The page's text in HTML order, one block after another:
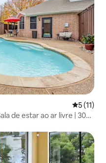
5 de uma
5 (11)
de estar ao ar livre | 30
hóspedes